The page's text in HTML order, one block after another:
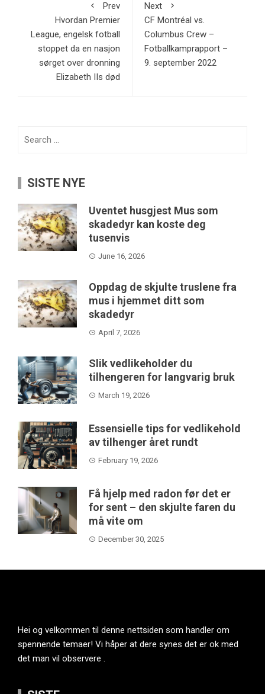
Prev
Hvordan Premier
League, engelsk fotball
stoppet da en nasjon
sørget over dronning
Elizabeth IIs død
Next
CF Montréal vs.
Columbus Crew –
Fotballkamprapport –
9. september 2022
SISTE NYE
Uventet husgjest Mus som
skadedyr kan koste deg
tusenvis
June 16, 2026
Oppdag de skjulte truslene fra
mus i hjemmet ditt som
skadedyr
April 7, 2026
Slik vedlikeholder du
tilhengeren for langvarig bruk
March 19, 2026
Essensielle tips for vedlikehold
av tilhenger året rundt
February 19, 2026
Få hjelp med radon før det er
for sent – den skjulte faren du
må vite om
December 30, 2025
Hei og velkommen til denne nettsiden som handler om
spennende temaer! Vi håper at dere synes det er ok med
det man vil observere .